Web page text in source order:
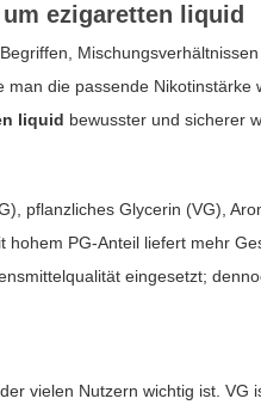
umezigaretten liquid
die passende
liquid bewusster und sicherer
pflanzliches Glycerin (VG),
hohem PG-Anteil liefert mehr
eingesetzt;
vielen Nutzern wichtig ist.